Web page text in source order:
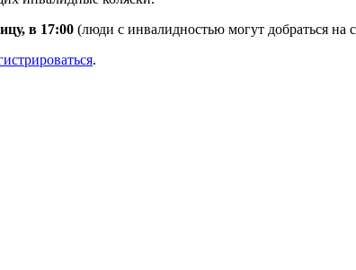
в 17:00 (люди с инвалидностью могут добраться на
.